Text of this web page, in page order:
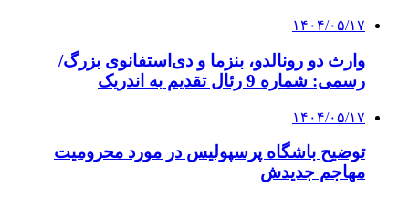
۱۴۰۴/۰۵/۱۷
وارث دو رونالدو، بنزما و دی‌استفانوی بزرگ/
رسمی: شماره 9 رئال تقدیم به اندریک
۱۴۰۴/۰۵/۱۷
توضیح باشگاه پرسپولیس در مورد محرومیت
مهاجم جدیدش